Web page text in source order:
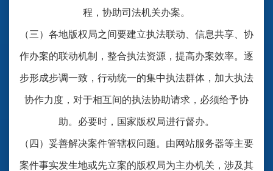
程，协助司法机关办案。
（三）各地版权局之间要建立执法联动、信息共享、协
作办案的联动机制，整合执法资源，提高办案效率。逐
步形成步调一致，行动统一的集中执法群体，加大执法
协作力度，对于相互间的执法协助请求，必须给予协
助。必要时，国家版权局进行督办。
（四）妥善解决案件管辖权问题。由网站服务器等主要
案件事实发生地或先立案的版权局为主办机关，涉及其